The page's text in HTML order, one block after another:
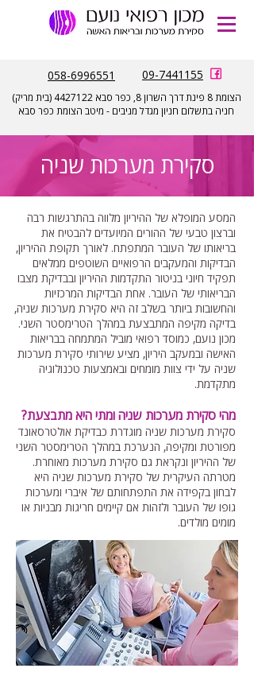
058-6996551 09-7441155
הצומת 8 פינת דרך השרון 8, כפר סבא 4427122 (בית מריק)
חניה בתשלום חניון מגדל מניבים - מיטב הצומת כפר סבא
סקירת מערכות שניה
המסע המופלא של ההיריון מלווה בהתרגשות רבה
וברצון טבעי של ההורים המיועדים להבטיח את
בריאותו של העובר המתפתח. לאורך תקופת ההיריון,
הבדיקות והמעקבים הרפואיים השוטפים ממלאים
תפקיד חיוני בניטור התקדמות ההיריון ובבדיקת מצבו
הבריאותי של העובר. אחת הבדיקות המרכזיות
והחשובות ביותר בשלב זה היא סקירת מערכות שניה,
בדיקה מקיפה המתבצעת במהלך הטרימסטר השני.
מכון נועם, כמוסד רפואי מוביל המתמחה בבריאות
האישה ובמעקב היריון, מציע שירותי סקירת מערכות
שניה על ידי צוות מומחים ובאמצעות טכנולוגיה
מתקדמת.
מהי סקירת מערכות שניה ומתי היא מתבצעת?
סקירת מערכות שניה מוגדרת כבדיקת אולטרסאונד
מפורטת ומקיפה, הנערכת במהלך הטרימסטר השני
של ההיריון ונקראת גם סקירת מערכות מאוחרת.
מטרתה העיקרית של סקירת מערכות שניה היא
לבחון בקפידה את התפתחותם של איברי ומערכות
גופו של העובר ולזהות אם קיימים חריגות מבניות או
מומים מולדים.